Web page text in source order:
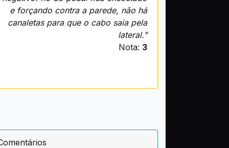
e forçando contra a parede, não há
canaletas para que o cabo saia pela
lateral."
Nota: 3